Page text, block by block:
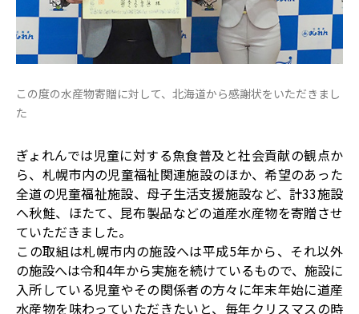
この度の水産物寄贈に対して、北海道から感謝状をいただきまし
た
ぎょれんでは児童に対する魚食普及と社会貢献の観点か
ら、札幌市内の児童福祉関連施設のほか、希望のあった
全道の児童福祉施設、母子生活支援施設など、計33施設
へ秋鮭、ほたて、昆布製品などの道産水産物を寄贈させ
ていただきました。
この取組は札幌市内の施設へは平成5年から、それ以外
の施設へは令和4年から実施を続けているもので、施設に
入所している児童やその関係者の方々に年末年始に道産
水産物を味わっていただきたいと、毎年クリスマスの時